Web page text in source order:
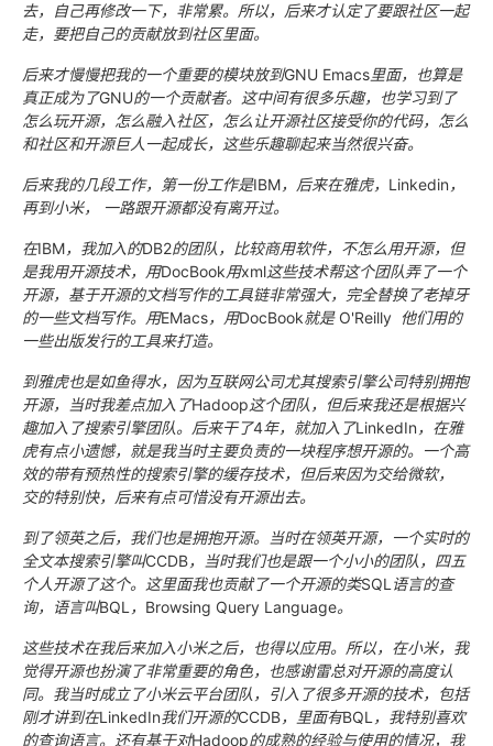
去，自己再修改一下，非常累。所以，后来才认定了要跟社区一起
走，要把自己的贡献放到社区里面。
后来才慢慢把我的一个重要的模块放到GNU Emacs里面，也算是
真正成为了GNU的一个贡献者。这中间有很多乐趣，也学习到了
怎么玩开源，怎么融入社区，怎么让开源社区接受你的代码，怎么
和社区和开源巨人一起成长，这些乐趣聊起来当然很兴奋。
后来我的几段工作，第一份工作是IBM，后来在雅虎， Linkedin ，
再到小米，
一路跟开源都没有离开过。
在IBM，我加入的DB2的团队，比较商用软件，不怎么用开源，但
是我用开源技术，用DocBook用xml这些技术帮这个团队弄了一个
开源，基于开源的文档写作的工具链非常强大，完全替换了老掉牙
的一些文档写作。用EMacs，用DocBook就是O'Reilly 他们用的
一些出版发行的工具来打造。
到雅虎也是如鱼得水，因为互联网公司尤其搜索引擎公司特别拥抱
开源，当时我差点加入了Hadoop这个团队，但后来我还是根据兴
趣加入了搜索引擎团队。后来干了4年，就加入了LinkedIn ，在雅
虎有点小遗憾，就是我当时主要负责的一块程序想开源的。一个高
效的带有预热性的搜索引擎的缓存技术，但后来因为交给微软，
交的特别快，后来有点可惜没有开源出去。
到了领英之后，我们也是拥抱开源。当时在领英开源，一个实时的
全文本搜索引擎叫CCDB，当时我们也是跟一个小小的团队，四五
个人开源了这个。这里面我也贡献了一个开源的类SQL 语言的查
询，语言叫BQL ， Browsing Query Language。
这些技术在我后来加入小米之后，也得以应用。所以，在小米，我
觉得开源也扮演了非常重要的角色，也感谢雷总对开源的高度认
同。我当时成立了小米云平台团队，引入了很多开源的技术，包括
刚才讲到在LinkedIn我们开源的CCDB，里面有BQL ，我特别喜欢
的查询语言。还有基于对Hadoop的成熟的经验与使用的情况，我